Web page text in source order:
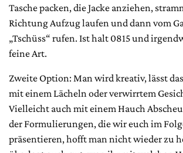
Tasche packen, die Jacke anziehen,
Richtung Aufzug laufen und dann vom
„Tschüss“ rufen. Ist halt 0815 und
feine Art.
Zweite Option: Man wird kreativ, lässt
mit einem Lächeln oder verwirrtem
Vielleicht auch mit einem Hauch
der Formulierungen, die wir euch im
präsentieren, hofft man nicht wieder zu